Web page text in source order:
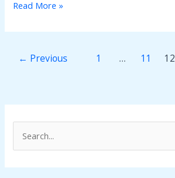
Read More »
← Previous 1 … 11 12
e
s